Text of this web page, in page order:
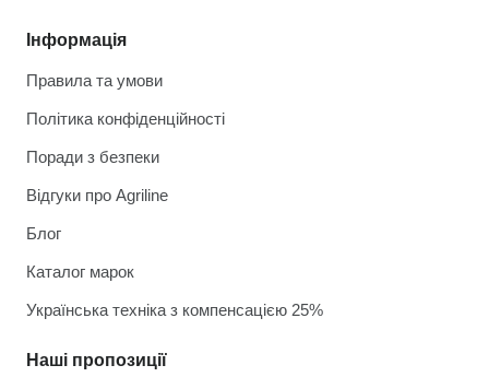
Інформація
Правила та умови
Політика конфіденційності
Поради з безпеки
Відгуки про Agriline
Блог
Каталог марок
Українська техніка з компенсацією 25%
Наші пропозиції